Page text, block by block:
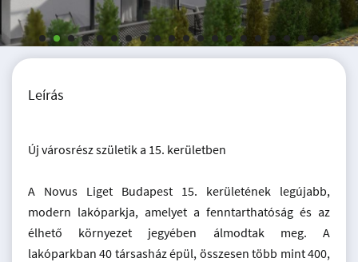
Leírás
Új városrész születik a 15. kerületben
A Novus Liget Budapest 15. kerületének legújabb,
modern lakóparkja, amelyet a fenntarthatóság és az
élhető környezet jegyében álmodtak meg. A
lakóparkban 40 társasház épül, összesen több mint 400,